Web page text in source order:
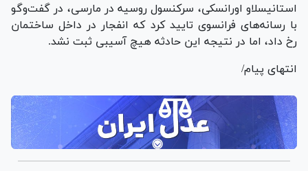
استانیسلاو اورانسکی، سرکنسول روسیه در مارسی، در گفت‌و‌گو
با رسانه‌های فرانسوی تایید کرد که انفجار در داخل ساختمان
رخ داد، اما در نتیجه این حادثه هیچ آسیبی ثبت نشد.
انتهای پیام/